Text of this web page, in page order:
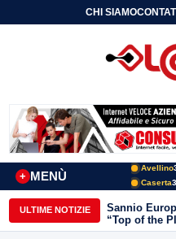
CHI SIAMO
MENÙ
+
Avellino
Caserta
ULTIME NOTIZIE
Sannio
“Top of the
realtà